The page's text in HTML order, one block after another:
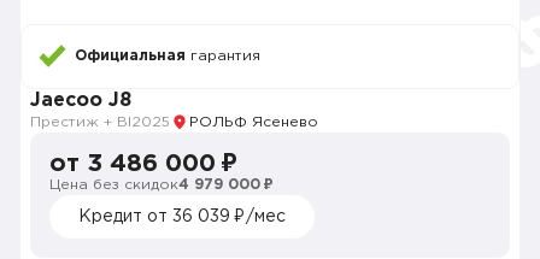
Официальная гарантия
Jaecoo J8
Престиж + Bl 2025 РОЛЬФ Ясенево
от 3 486 000 ₽
Цена без скидок4 979 000 ₽
Кредит от 36 039 ₽/мес